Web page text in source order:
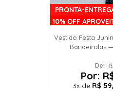
PRONTA-
10% OFF
Vestido Festa
Bandeirolas
De:
Por:
3x de R$